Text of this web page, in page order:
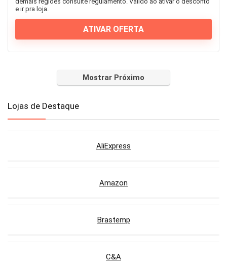
e ir pra loja.
ATIVAR OFERTA
Mostrar Próximo
Lojas de Destaque
AliExpress
Amazon
Brastemp
C&A